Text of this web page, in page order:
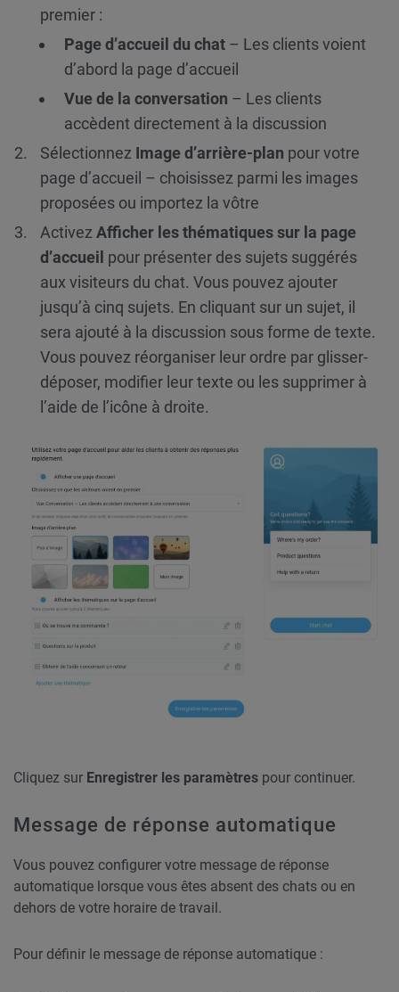
premier :
Page d’accueil du chat – Les clients voient
d’abord la page d’accueil
Vue de la conversation – Les clients
accèdent directement à la discussion
Sélectionnez Image d’arrière-plan pour votre
page d’accueil – choisissez parmi les images
proposées ou importez la vôtre
Activez Afficher les thématiques sur la page
d’accueil pour présenter des sujets suggérés
aux visiteurs du chat. Vous pouvez ajouter
jusqu’à cinq sujets. En cliquant sur un sujet, il
sera ajouté à la discussion sous forme de texte.
Vous pouvez réorganiser leur ordre par glisser-
déposer, modifier leur texte ou les supprimer à
l’aide de l’icône à droite.
Cliquez sur Enregistrer les paramètres pour continuer.
Message de réponse automatique
Vous pouvez configurer votre message de réponse
automatique lorsque vous êtes absent des chats ou en
dehors de votre horaire de travail.
Pour définir le message de réponse automatique :